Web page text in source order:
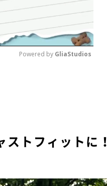
Powered by GliaStudios
トフィットに！